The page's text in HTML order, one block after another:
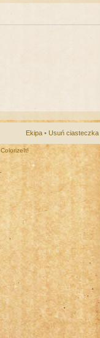
Ekipa • Usuń ciasteczka
ColorizeIt!